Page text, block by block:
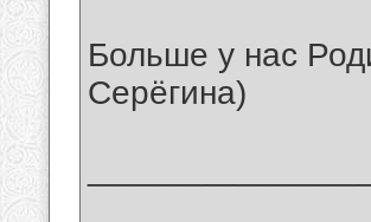
Больше у нас
Серёгина)